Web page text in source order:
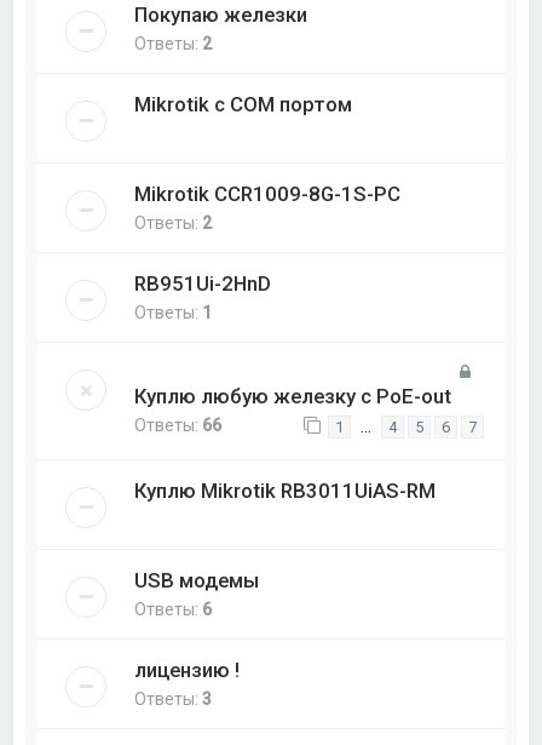
Покупаю железки
Ответы: 2
Mikrotik с COM портом
Mikrotik CCR1009-8G-1S-PC
Ответы: 2
RB951Ui-2HnD
Ответы: 1
Куплю любую железку с PoE-out
Ответы: 66 1 4 5 6 7
Куплю Mikrotik RB3011UiAS-RM
USB модемы
Ответы: 6
лицензию !
Ответы:3